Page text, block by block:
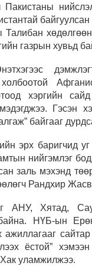
Пакистаны
байгуулсан
газрын хувьд
холбоотой
хэргийн
мэдэгджээ. Гэсэн
байгааг
эрх баригчид
нийгэмлэг
заль мэхэнд
Рандхир
АНУ, Хятад,
НҮБ-ын
ёстой”
уламжилжээ.